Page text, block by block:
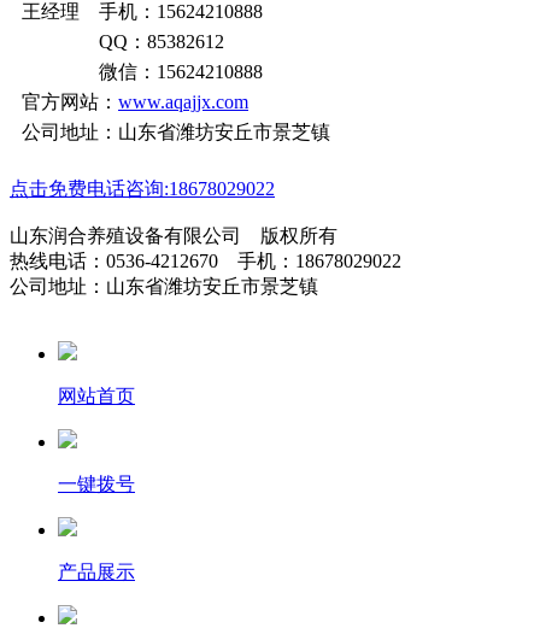
王经理 手机：15624210888
QQ：85382612
微信：15624210888
官方网站： www.aqajjx.com
公司地址：山东省潍坊安丘市景芝镇
点击免费电话咨询:18678029022
山东润合养殖设备有限公司 版权所有
热线电话：0536-4212670 手机：18678029022
公司地址：山东省潍坊安丘市景芝镇
网站首页
一键拨号
产品展示